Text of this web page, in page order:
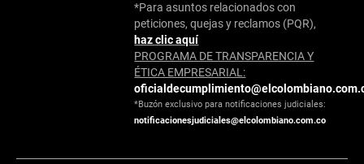
*Para asuntos relacionados con
peticiones, quejas y reclamos (PQR),
haz clic aquí
PROGRAMA DE TRANSPARENCIA Y
ÉTICA EMPRESARIAL:
*Buzón exclusivo para notificaciones judiciales:
notificacionesjudiciales@elcolombiano.com.co